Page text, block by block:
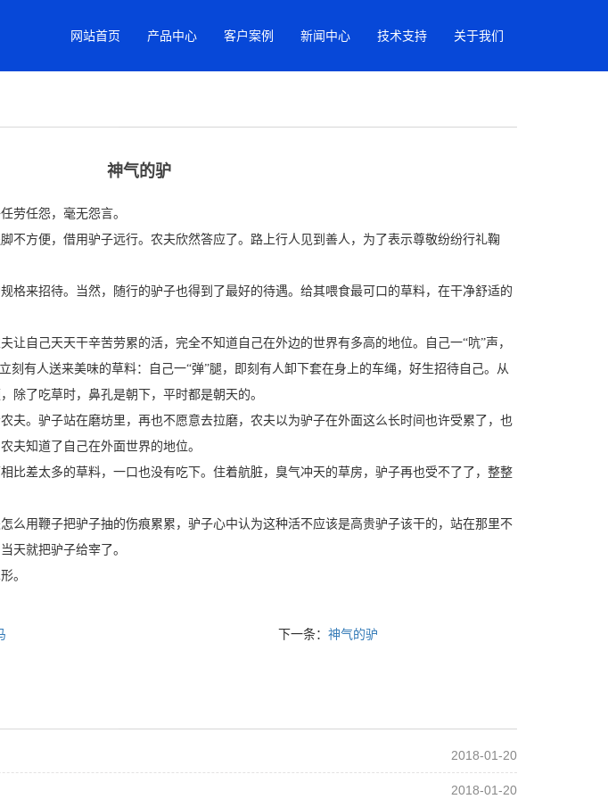
网站首页 产品中心 客户案例 新闻中心 技术支持 关于我们
神气的驴
劳任怨，毫无怨言。
不方便，借用驴子远行。农夫欣然答应了。路上行人见到善人，为了表示尊敬纷纷行礼鞠
格来招待。当然，随行的驴子也得到了最好的待遇。给其喂食最可口的草料，在干净舒适的
让自己天天干辛苦劳累的活，完全不知道自己在外边的世界有多高的地位。自己一“吭”声，
刻有人送来美味的草料：自己一“弹”腿，即刻有人卸下套在身上的车绳，好生招待自己。从
除了吃草时，鼻孔是朝下，平时都是朝天的。
夫。驴子站在磨坊里，再也不愿意去拉磨，农夫以为驴子在外面这么长时间也许受累了，也
夫知道了自己在外面世界的地位。
比差太多的草料，一口也没有吃下。住着航脏，臭气冲天的草房，驴子再也受不了了，整整
么用鞭子把驴子抽的伤痕累累，驴子心中认为这种活不应该是高贵驴子该干的，站在那里不
天就把驴子给宰了。
。
下一条：神气的驴
2018-01-20
2018-01-20